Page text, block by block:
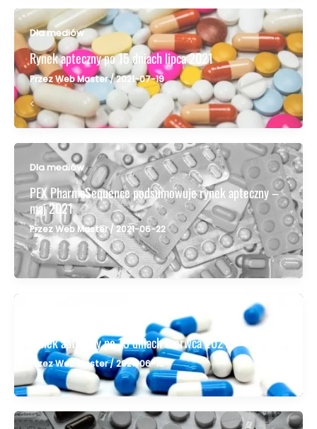
Dla mediów
Rynek apteczny po 15 dniach lipca 2021
PrzezWeb Master/2021-07-19
<
Dla mediów
PEX PharmaSequence podsumowuje rynek apteczny –
maj 2021
PrzezWeb Master/2021-06-22
<
Rynek apteczny po 15 dniach czerwca 2021
PrzezWeb Master/2021-06-16